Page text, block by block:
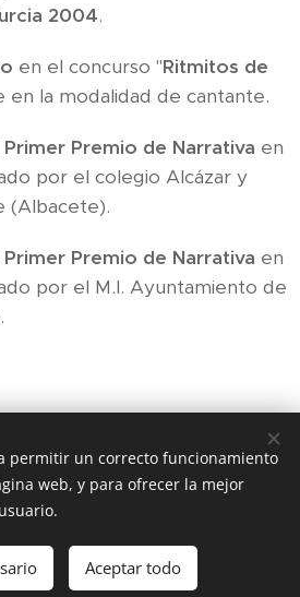
2004.
en el concurso "Ritmitos de
en la modalidad de cantante.
Primer Premio de Narrativa en
por el colegio Alcázar y
(Albacete).
Primer Premio de Narrativa en
por el M.I. Ayuntamiento de
Actriz y cantante.
Webnode Cookies
gratis! Comenzar
permitir un correcto funcionamiento
web, y para ofrecer la mejor
Aceptar todo